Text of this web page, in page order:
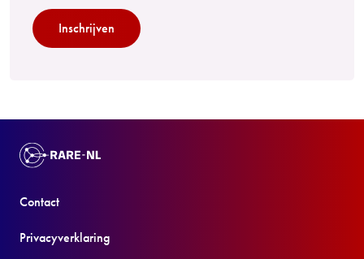
Inschrijven
Contact
Privacyverklaring